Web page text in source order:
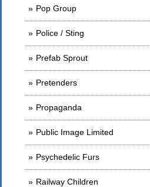
Pop Group
Police / Sting
Prefab Sprout
Pretenders
Propaganda
Public Image Limited
Psychedelic Furs
Railway Children